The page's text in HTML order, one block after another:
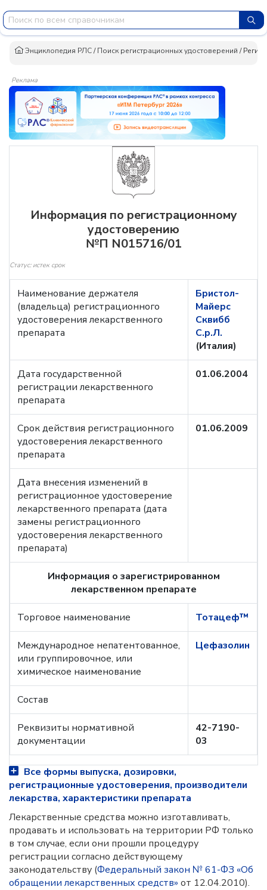
Энциклопедия РЛС/Поиск регистрационных удостоверений /
Реклама
Информация по регистрационному
удостоверению
№П N015716/01
Статус: истек срок
Наименование держателя
(владельца) регистрационного
удостоверения лекарственного
препарата
Бристол-
Майерс
Сквибб
С.р.Л.
(Италия)
Дата государственной
регистрации лекарственного
препарата
01.06.2004
Срок действия регистрационного
удостоверения лекарственного
препарата
01.06.2009
Дата внесения изменений в
регистрационное удостоверение
лекарственного препарата (дата
замены регистрационного
удостоверения лекарственного
препарата)
Информация о зарегистрированном
лекарственном препарате
Торговое наименование Тотацеф™
Международное непатентованное,
или группировочное, или
химическое наименование
Цефазолин
Состав
Реквизиты нормативной
документации
42-7190-
03
Все формы выпуска, дозировки,
регистрационные удостоверения, производители
лекарства, характеристики препарата
Лекарственные средства можно изготавливать,
продавать и использовать на территории РФ только
в том случае, если они прошли процедуру
регистрации согласно действующему
законодательству (Федеральный закон № 61-ФЗ «Об
обращении лекарственных средств» от 12.04.2010).